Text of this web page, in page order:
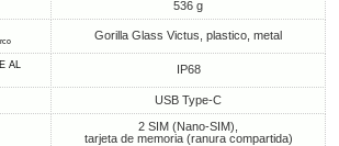
536 g
Gorilla Glass Victus, plastico, metal
AL
IP68
USB Type-C
2 SIM (Nano-SIM),
tarjeta de memoria (ranura compartida)